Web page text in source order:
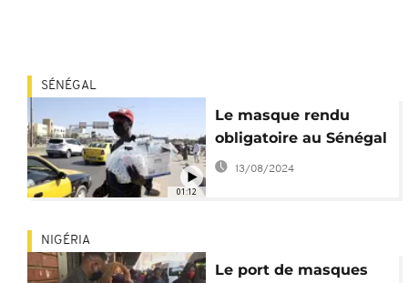
01:12
SÉNÉGAL
Le masque rendu
obligatoire au Sénégal
13/08/2024
NIGÉRIA
Le port de masques